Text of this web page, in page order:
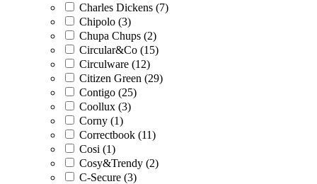
Charles Dickens (7)
Chipolo (3)
Chupa Chups (2)
Circular&Co (15)
Circulware (12)
Citizen Green (29)
Contigo (25)
Coollux (3)
Corny (1)
Correctbook (11)
Cosi (1)
Cosy&Trendy (2)
C-Secure (3)